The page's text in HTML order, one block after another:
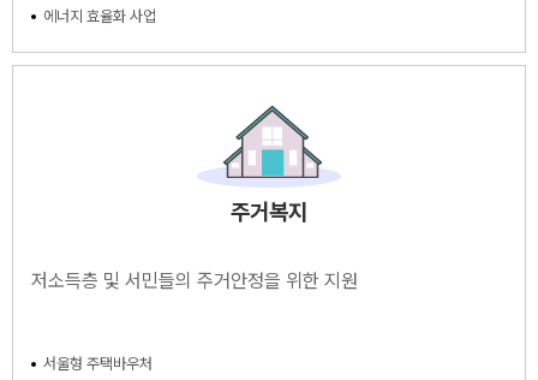
에너지 효율화 사업
주거복지
저소득층 및 서민들의 주거안정을 위한 지원
서울형 주택바우처